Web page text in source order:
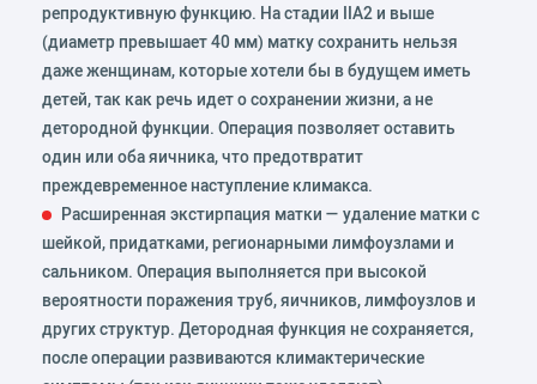
репродуктивную функцию. На стадии IIA2 и выше
(диаметр превышает 40 мм) матку сохранить нельзя
даже женщинам, которые хотели бы в будущем иметь
детей, так как речь идет о сохранении жизни, а не
детородной функции. Операция позволяет оставить
один или оба яичника, что предотвратит
преждевременное наступление климакса.
Расширенная экстирпация матки — удаление матки с
шейкой, придатками, регионарными лимфоузлами и
сальником. Операция выполняется при высокой
вероятности поражения труб, яичников, лимфоузлов и
других структур. Детородная функция не сохраняется,
после операции развиваются климактерические